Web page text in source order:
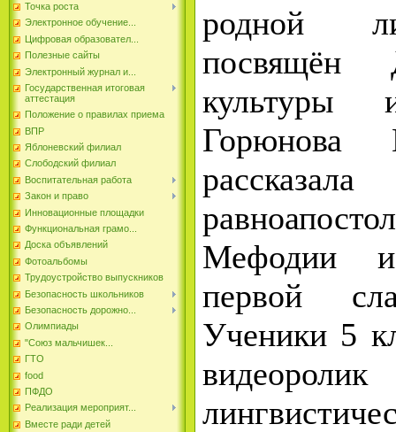
Точка роста
Электронное обучение...
Цифровая образовател...
Полезные сайты
Электронный журнал и...
Государственная итоговая
аттестация
Положение о правилах приема
ВПР
Яблоневский филиал
Слободский филиал
Воспитательная работа
Закон и право
Инновационные площадки
Функциональная грамо...
Доска объявлений
Фотоальбомы
Трудоустройство выпускников
Безопасность школьников
Безопасность дорожно...
Олимпиады
"Союз мальчишек...
ГТО
food
ПФДО
Реализация мероприят...
Вместе ради детей
родной
посвящён
культуры
Горюнова
Мефодии
первой
Ученики 5